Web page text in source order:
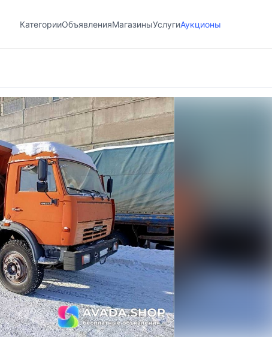
КатегорииОбъявленияМагазиныУслугиАукционы